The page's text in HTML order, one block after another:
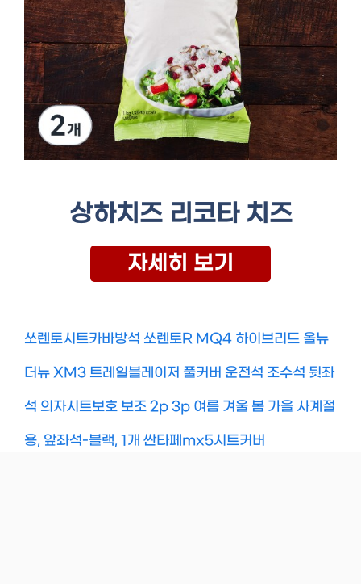
상하치즈 리코타 치즈
자세히 보기
쏘렌토시트카바방석 쏘렌토R MQ4 하이브리드 올뉴
더뉴 XM3 트레일블레이저 풀커버 운전석 조수석 뒷좌
석 의자시트보호 보조 2p 3p 여름 겨울 봄 가을 사계절
용, 앞좌석-블랙, 1개 싼타페mx5시트커버